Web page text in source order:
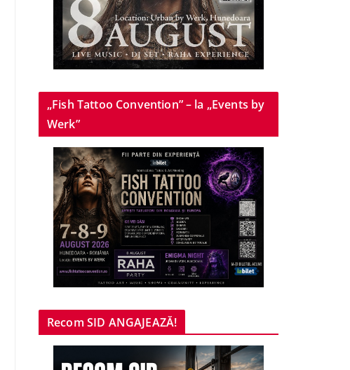
„Fish Tattoo Convention” – la „Events by
Werk”
Recom SID ANGAJEAZĂ!